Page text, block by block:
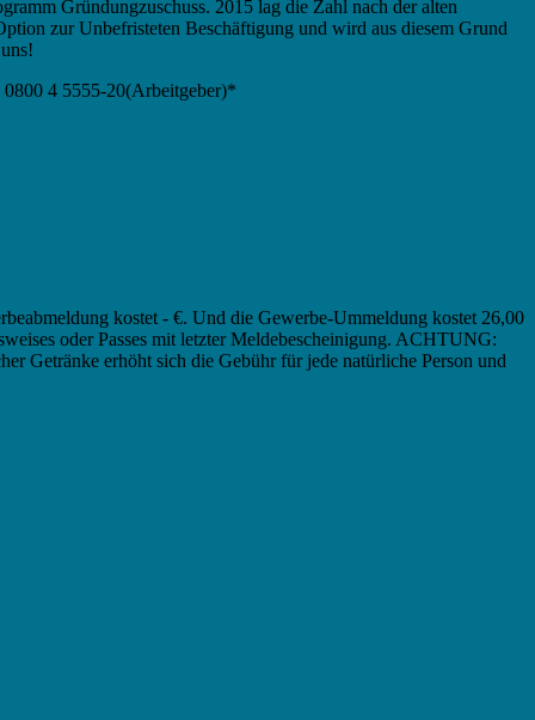
Gründungzuschuss. 2015 lag die Zahl nach der alten
zur Unbefristeten Beschäftigung und wird aus diesem Grund
4 5555-20(Arbeitgeber)*
kostet - €. Und die Gewerbe-Ummeldung kostet 26,00
oder Passes mit letzter Meldebescheinigung. ACHTUNG:
Getränke erhöht sich die Gebühr für jede natürliche Person und